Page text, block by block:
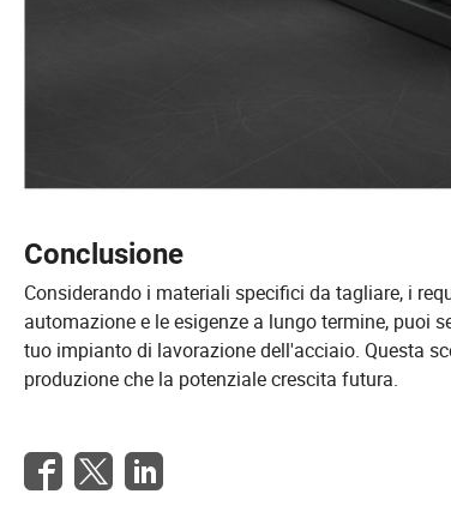
Conclusione
Considerando i materiali specifici da tagliare, i
automazione e le esigenze a lungo termine, puoi
tuo impianto di lavorazione dell'acciaio. Questa
produzione che la potenziale crescita futura.